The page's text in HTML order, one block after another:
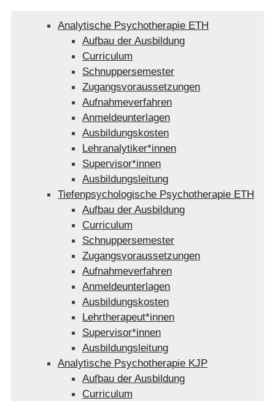
Analytische Psychotherapie ETH
Aufbau der Ausbildung
Curriculum
Schnuppersemester
Zugangsvoraussetzungen
Aufnahmeverfahren
Anmeldeunterlagen
Ausbildungskosten
Lehranalytiker*innen
Supervisor*innen
Ausbildungsleitung
Tiefenpsychologische Psychotherapie ETH
Aufbau der Ausbildung
Curriculum
Schnuppersemester
Zugangsvoraussetzungen
Aufnahmeverfahren
Anmeldeunterlagen
Ausbildungskosten
Lehrtherapeut*innen
Supervisor*innen
Ausbildungsleitung
Analytische Psychotherapie KJP
Aufbau der Ausbildung
Curriculum